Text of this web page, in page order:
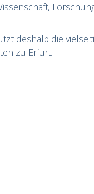
deshalb die
zu Erfurt.